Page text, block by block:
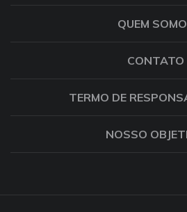
QUEM
CONTATO
TERMO DE
NOSSO